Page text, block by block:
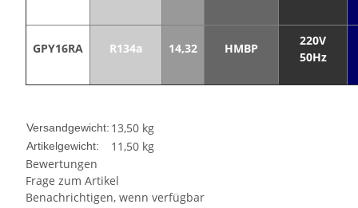
GPY16RA R134a 14,32 HMBP
220V
50Hz
Versandgewicht: 13,50 kg
Artikelgewicht: 11,50 kg
Bewertungen
Frage zum Artikel
Benachrichtigen, wenn verfügbar